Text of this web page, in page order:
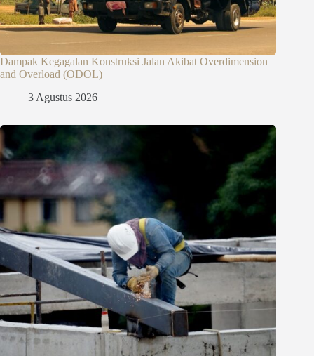
Dampak Kegagalan Konstruksi Jalan Akibat Overdimension
and Overload (ODOL)
3 Agustus 2026